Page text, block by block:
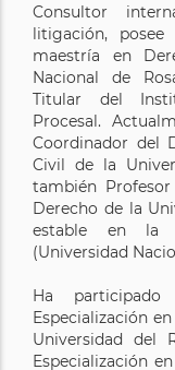
Consultor
litigación,
maestría en
Nacional de
Titular del
Procesal.
Coordinador del
Civil de la
también
Derecho de la
estable en la
(Universidad
Ha
Especialización
Universidad del
Especialización